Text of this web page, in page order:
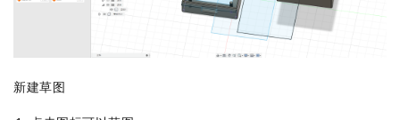
新建草图